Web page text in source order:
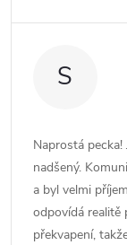
S
Naprostá
nadšený.
a byl velmi
odpovídá realitě
překvapení,